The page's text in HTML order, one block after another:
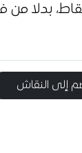
بدلا من
إلى النقاش